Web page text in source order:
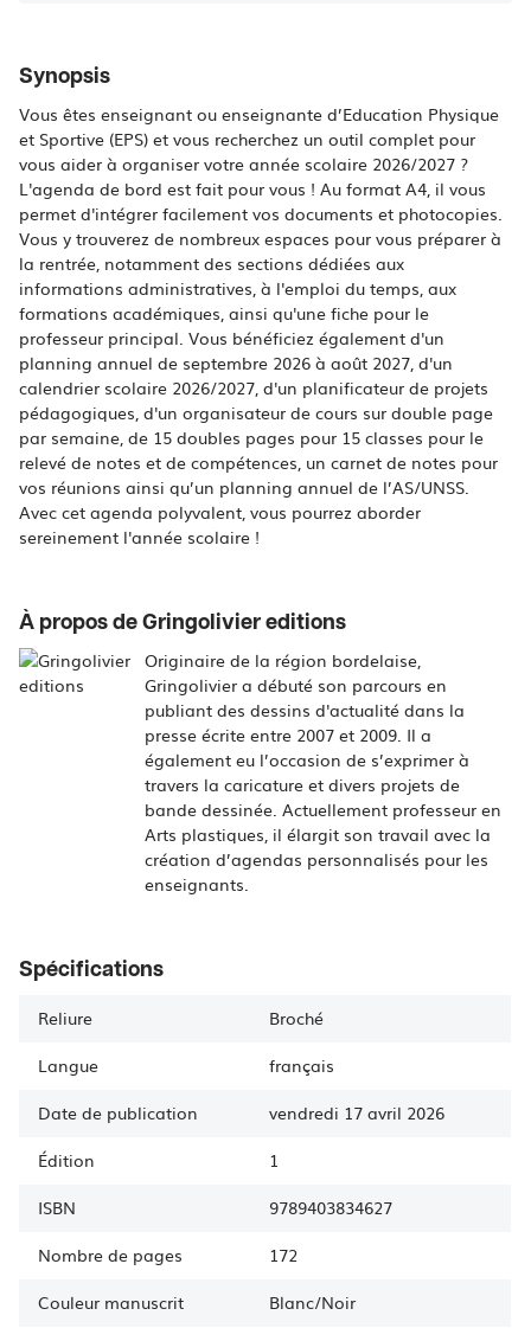
Synopsis
Vous êtes enseignant ou enseignante d’Education Physique
et Sportive (EPS) et vous recherchez un outil complet pour
vous aider à organiser votre année scolaire 2026/2027 ?
L'agenda de bord est fait pour vous ! Au format A4, il vous
permet d'intégrer facilement vos documents et photocopies.
Vous y trouverez de nombreux espaces pour vous préparer à
la rentrée, notamment des sections dédiées aux
informations administratives, à l'emploi du temps, aux
formations académiques, ainsi qu'une fiche pour le
professeur principal. Vous bénéficiez également d'un
planning annuel de septembre 2026 à août 2027, d'un
calendrier scolaire 2026/2027, d'un planificateur de projets
pédagogiques, d'un organisateur de cours sur double page
par semaine, de 15 doubles pages pour 15 classes pour le
relevé de notes et de compétences, un carnet de notes pour
vos réunions ainsi qu’un planning annuel de l’AS/UNSS.
Avec cet agenda polyvalent, vous pourrez aborder
sereinement l'année scolaire !
À propos de Gringolivier editions
Originaire de la région bordelaise,
Gringolivier a débuté son parcours en
publiant des dessins d'actualité dans la
presse écrite entre 2007 et 2009. Il a
également eu l’occasion de s’exprimer à
travers la caricature et divers projets de
bande dessinée. Actuellement professeur en
Arts plastiques, il élargit son travail avec la
création d’agendas personnalisés pour les
enseignants.
Spécifications
Reliure
Broché
Langue
français
Date de publication
vendredi 17 avril 2026
Édition
1
ISBN
9789403834627
Nombre de pages
172
Couleur manuscrit
Blanc/Noir